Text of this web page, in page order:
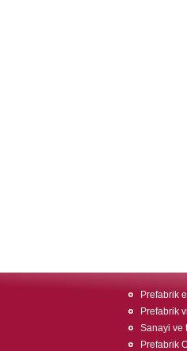
Prefabrik
Prefabrik
Sanayi ve
Prefabrik